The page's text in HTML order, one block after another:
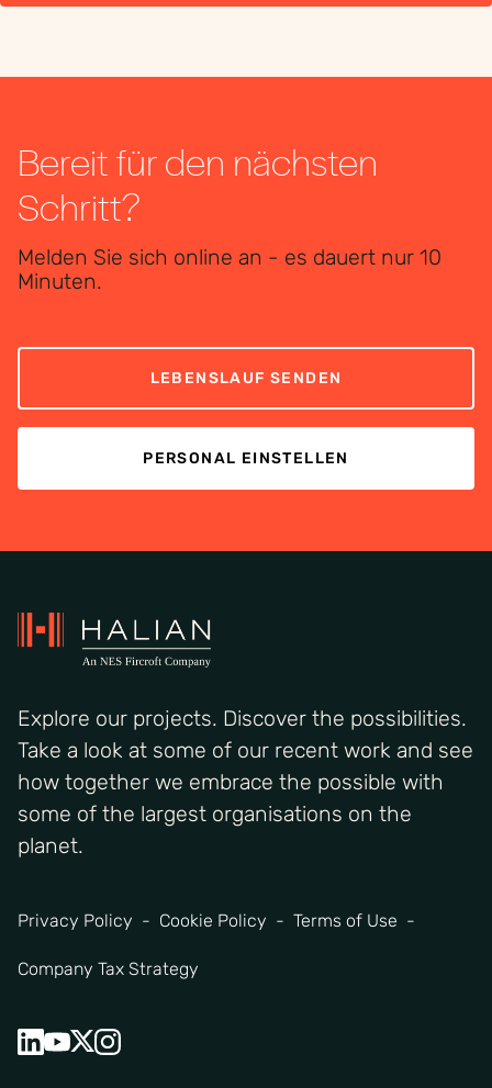
Bereit für den nächsten
Schritt?
Melden Sie sich online an - es dauert nur 10
Minuten.
LEBENSLAUF SENDEN
PERSONAL EINSTELLEN
Explore our projects. Discover the possibilities.
Take a look at some of our recent work and see
how together we embrace the possible with
some of the largest organisations on the
planet.
Privacy Policy Cookie Policy Terms of Use
Company Tax Strategy